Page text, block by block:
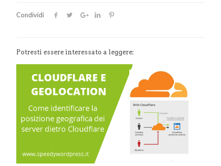
Condividi
Potresti essere interessato a leggere: